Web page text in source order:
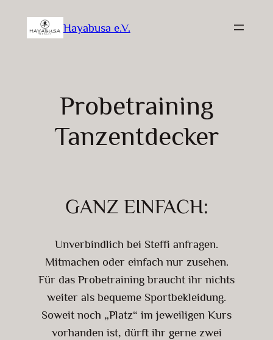
Inhalt
Hayabusa e.V.
Probetraining
Tanzentdecker
GANZ EINFACH:
Unverbindlich bei Steffi anfragen.
Mitmachen oder einfach nur zusehen.
Für das Probetraining braucht ihr nichts
weiter als bequeme Sportbekleidung.
Soweit noch „Platz“ im jeweiligen Kurs
vorhanden ist, dürft ihr gerne zwei